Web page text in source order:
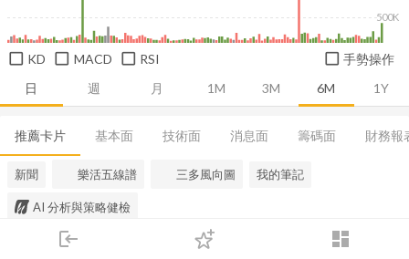
login dashboard
下單
日 週 月 1M 3M 6M 1Y
500K
KD MACD RSI 手勢操作
推薦卡片 基本面 技術面 消息面 籌碼面 財務報
新聞 樂活五線譜 三多風向圖 我的筆記
AI 分析與策略健檢